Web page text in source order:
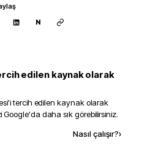
N
edilen kaynak olarak
'i tercih edilen kaynak olarak
daha sık görebilirsiniz.
Nasıl çalışır?›